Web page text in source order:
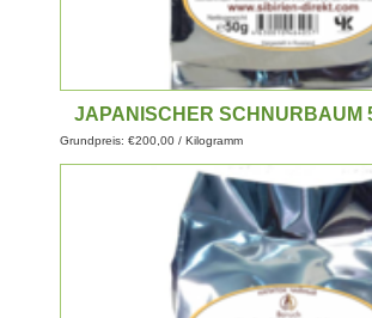
JAPANISCHER SCHNURBAUM
Grundpreis: €200,00 / Kilogramm